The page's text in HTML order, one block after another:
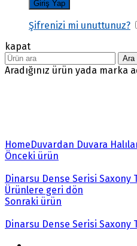
Şifrenizi mi unuttunuz?
kapat
Ara
Aradığınız ürün yada marka
HomeDuvardan Duvara
Önceki ürün
Dinarsu Dense Serisi Saxony
Ürünlere geri dön
Sonraki ürün
Dinarsu Dense Serisi Saxony